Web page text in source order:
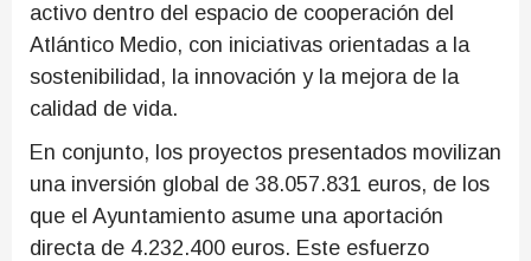
activo dentro del espacio de cooperación del
Atlántico Medio, con iniciativas orientadas a la
sostenibilidad, la innovación y la mejora de la
calidad de vida.
En conjunto, los proyectos presentados movilizan
una inversión global de 38.057.831 euros, de los
que el Ayuntamiento asume una aportación
directa de 4.232.400 euros. Este esfuerzo